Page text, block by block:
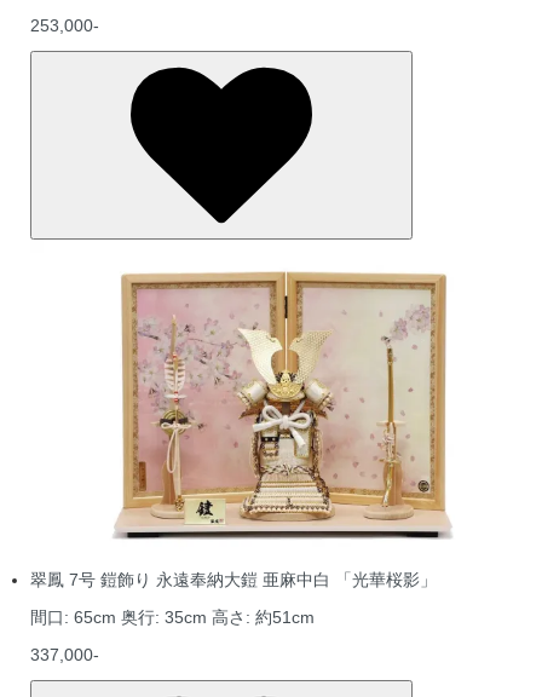
253,000-
翠鳳 7号 鎧飾り 永遠奉納大鎧 亜麻中白 「光華桜影」
間口: 65cm 奥行: 35cm 高さ: 約51cm
337,000-